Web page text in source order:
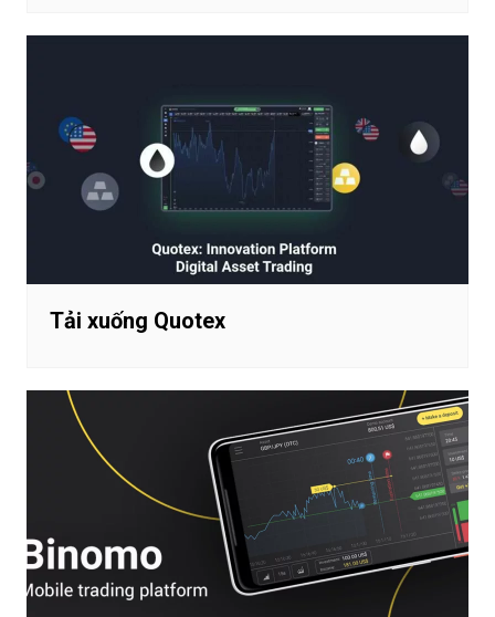
Tải xuống Quotex